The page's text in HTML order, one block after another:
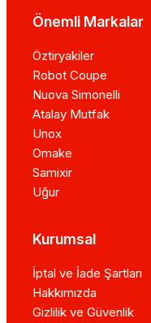
Önemli Markalar
Öztiryakiler
Robot Coupe
Nuova Simonelli
Atalay Mutfak
Unox
Omake
Samixir
Uğur
Kurumsal
İptal ve İade Şartları
Hakkımızda
Gizlilik ve Güvenlik